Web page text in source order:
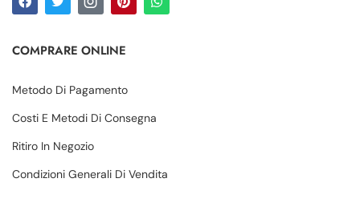
COMPRARE ONLINE
Metodo Di Pagamento
Costi E Metodi Di Consegna
Ritiro In Negozio
Condizioni Generali Di Vendita